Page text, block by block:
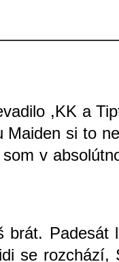
,KK a
Maiden si to
v
brát.
se rozchází,